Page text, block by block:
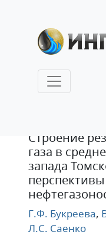
Строение
газа в
запада
Г.Ф. Букреева,
Л.С. Саенко